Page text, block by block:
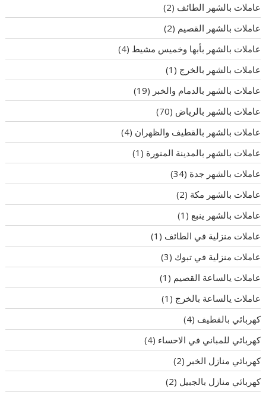
عاملات بالشهر الطائف (2)
عاملات بالشهر القصيم (2)
عاملات بالشهر بأبها وخميس مشيط (4)
عاملات بالشهر بالخرج (1)
عاملات بالشهر بالدمام والخبر (19)
عاملات بالشهر بالرياض (70)
عاملات بالشهر بالقطيف والظهران (4)
عاملات بالشهر بالمدينة المنورة (1)
عاملات بالشهر جدة (34)
عاملات بالشهر مكة (2)
عاملات بالشهر ينبع (1)
عاملات منزلية في الطائف (1)
عاملات منزلية في تبوك (3)
عاملات يالساعة القصيم (1)
عاملات يالساعة بالخرج (1)
كهربائي بالقطيف (4)
كهربائي للمباني في الاحساء (4)
كهربائي منازل الخبر (2)
كهربائي منازل بالجبيل (2)